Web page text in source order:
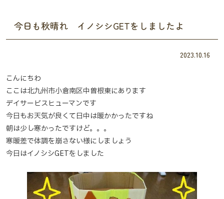
今日も秋晴れ イノシシGETをしましたよ
2023.10.16
こんにちわ
ここは北九州市小倉南区中曽根東にあります
デイサービスヒューマンです
今日もお天気が良くて日中は暖かかったですね
朝は少し寒かったですけど。。。
寒暖差で体調を崩さない様にしましょう
今日はイノシシGETをしました